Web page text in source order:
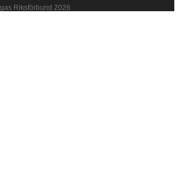
Riksförbund 2026